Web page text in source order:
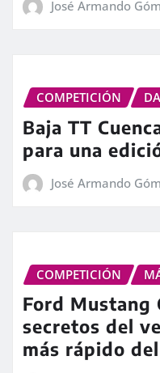
José Armando
COMPETICIÓN
Baja TT
para una
José Armando
COMPETICIÓN
Ford Mustang
secretos del
más rápido